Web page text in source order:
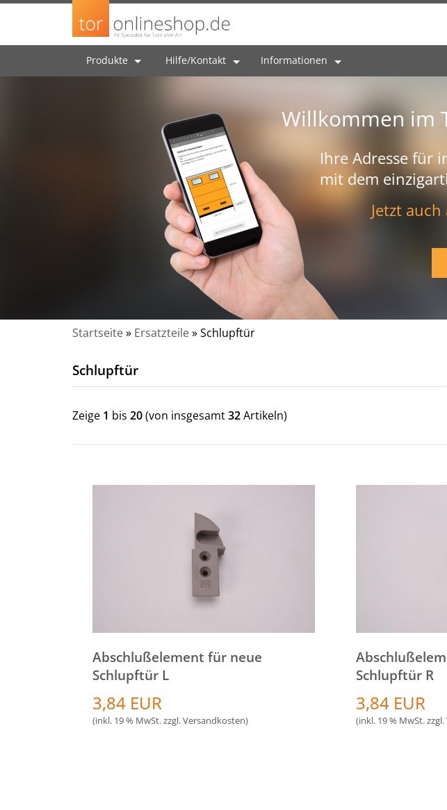
Produkte Hilfe/Kontakt Informationen
Willkommen im
Ihre Adresse für
mit dem
Jetzt
Startseite» Ersatzteile»Schlupftür
Schlupftür
Zeige 1 bis 20(von insgesamt32Artikeln)
Abschlußelement für neue
Schlupftür L
3,84 EUR
(inkl. 19 % MwSt. zzgl.Versandkosten)
Schlupftür R
3,84 EUR
(inkl. 19 % MwSt. zzgl.